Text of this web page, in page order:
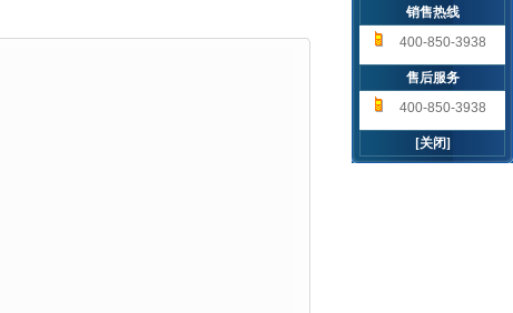
销售热线
400-850-3938
售后服务
400-850-3938
[关闭]